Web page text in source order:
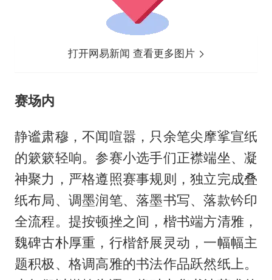
打开网易新闻 查看更多图片
赛场内
静谧肃穆，不闻喧嚣，只余笔尖摩挲宣纸
的簌簌轻响。参赛小选手们正襟端坐、凝
神聚力，严格遵照赛事规则，独立完成叠
纸布局、调墨润笔、落墨书写、落款钤印
全流程。提按顿挫之间，楷书端方清雅，
魏碑古朴厚重，行楷舒展灵动，一幅幅主
题积极、格调高雅的书法作品跃然纸上。